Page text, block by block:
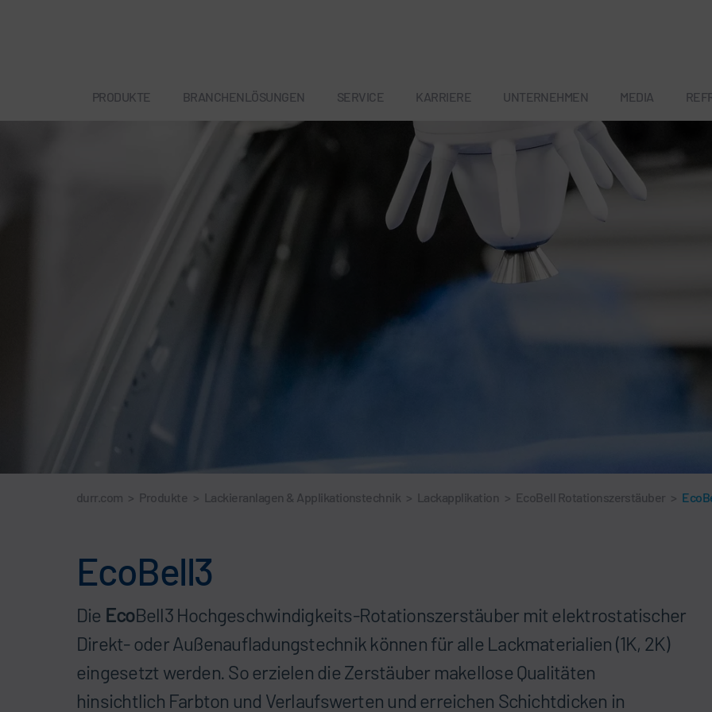
PRODUKTE BRANCHENLÖSUNGEN SERVICE KARRIERE UNTERNEHMEN MEDIA
durr.com > Produkte > Lackieranlagen & Applikationstechnik > Lackapplikation > EcoBell Rotationszerstäuber >
EcoBell3
Die EcoBell3 Hochgeschwindigkeits-Rotationszerstäuber mit elektrostatischer
Direkt- oder Außenaufladungstechnik können für alle Lackmaterialien (1K, 2K)
eingesetzt werden. So erzielen die Zerstäuber makellose Qualitäten
hinsichtlich Farbton und Verlaufswerten und erreichen Schichtdicken in